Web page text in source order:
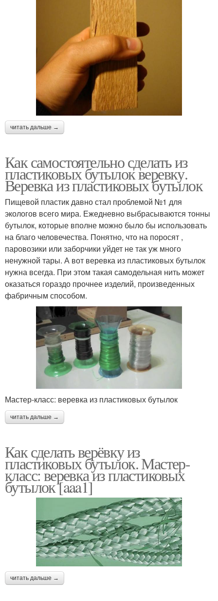
читать дальше →
Как самостоятельно сделать из
пластиковых бутылок веревку.
Веревка из пластиковых бутылок
Пищевой пластик давно стал проблемой №1 для
экологов всего мира. Ежедневно выбрасываются тонны
бутылок, которые вполне можно было бы использовать
на благо человечества. Понятно, что на поросят ,
паровозики или заборчики уйдет не так уж много
ненужной тары. А вот веревка из пластиковых бутылок
нужна всегда. При этом такая самодельная нить может
оказаться гораздо прочнее изделий, произведенных
фабричным способом.
Мастер-класс: веревка из пластиковых бутылок
читать дальше →
Как сделать верёвку из
пластиковых бутылок. Мастер-
класс: веревка из пластиковых
бутылок [aaa1]
читать дальше →